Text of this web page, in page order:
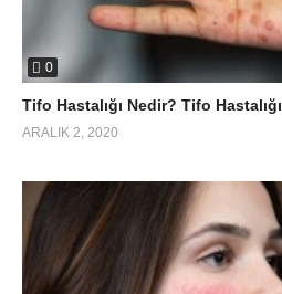
0
Tifo Hastalığı Nedir? Tifo
ARALIK 2, 2020